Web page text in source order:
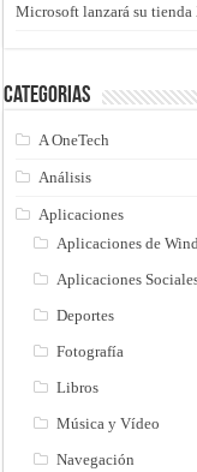
Microsoft lanzará su
Categorias
A OneTech
Análisis
Aplicaciones
Aplicaciones de
Aplicaciones
Deportes
Fotografía
Libros
Música y Vídeo
Navegación